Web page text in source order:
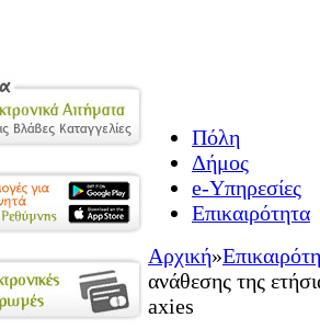
Πόλη
Δήμος
e-Υπηρεσίες
Επικαιρότητα
Αρχική»
ανάθεσης της
axies